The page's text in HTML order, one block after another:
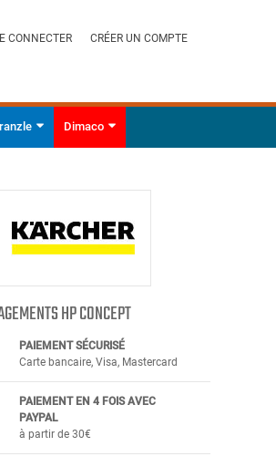
CONNECTER CRÉER UN COMPTE
Dimaco
HP CONCEPT
PAIEMENT SÉCURISÉ
Carte bancaire, Visa, Mastercard
PAIEMENT EN 4 FOIS AVEC
PAYPAL
à partir de 30€